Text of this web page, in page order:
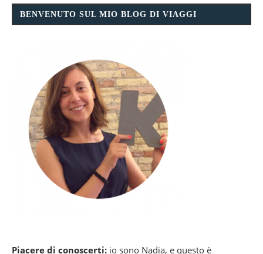
BENVENUTO SUL MIO BLOG DI VIAGGI
Piacere di conoscerti: io sono Nadia, e questo è